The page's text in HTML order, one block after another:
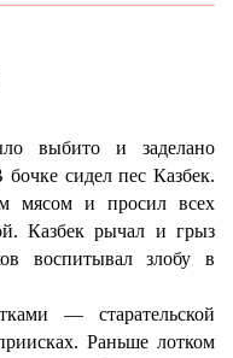
выбито и заделано
сидел пес Казбек.
мясом и просил всех
Казбек рычал и грыз
воспитывал злобу в
— старательской
Раньше лотком